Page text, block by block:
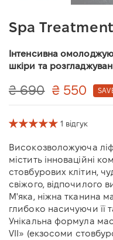
Spa
Інтенсивна
шкіри та
₴ 690 ₴ 550
1 відгук
Високозволожуюча
містить інноваційні
стовбурових клітин,
свіжого, відпочилого
М'яка, ніжна тканина
глибоко насичуючи
Унікальна формула
VII» (екзосоми